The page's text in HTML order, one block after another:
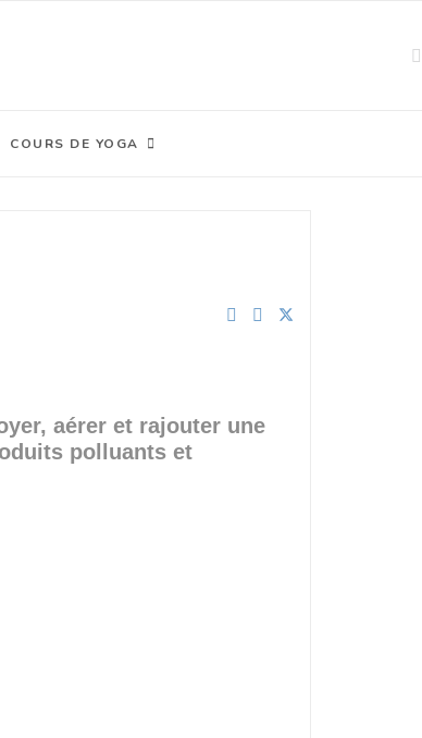
COURS DE YOGA
aérer et rajouter une
polluants et